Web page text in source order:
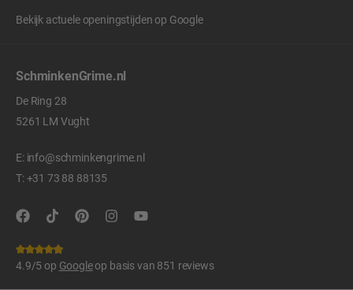
Bekijk actuele openingstijden op Google
SchminkenGrime.nl
De Ring 28
5261 LM Vught
E: info@schminkengrime.nl
T:+31 73 88 88135
4.9/5 op Googleop basis van 851 reviews